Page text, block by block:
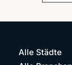
Alle Städte